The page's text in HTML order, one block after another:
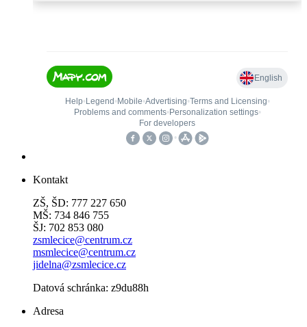
Kontakt
ZŠ, ŠD: 777 227 650
MŠ: 734 846 755
ŠJ: 702 853 080
zsmlecice@centrum.cz
msmlecice@centrum.cz
jidelna@zsmlecice.cz
Datová schránka: z9du88h
Adresa